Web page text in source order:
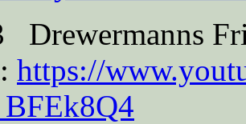
Drewermanns
https://